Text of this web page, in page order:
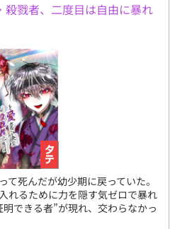
戮者、二度目は自由に暴れ
て死んだが幼少期に戻っていた。
れるために力を隠す気ゼロで暴れ
できる者”が現れ、交わらなかっ